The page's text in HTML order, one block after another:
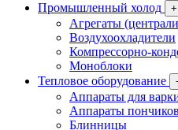
Промышленный холод
+
Агрегаты
Воздухоохладители
Компрессорно-
Моноблоки
Тепловое оборудование
Аппараты для
Аппараты
Блинницы